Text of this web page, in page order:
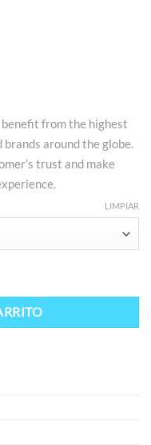
from the highest
around the globe.
trust and make
LIMPIAR